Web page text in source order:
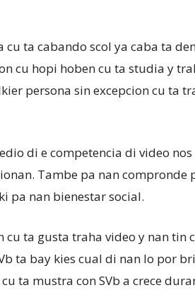
cu ta cabando scol ya caba ta
cu hopi hoben cu ta studia y
persona sin excepcion cu ta
di e competencia di video
Tambe pa nan compronde
pa nan bienestar social.
cu ta gusta traha video y nan tin
ta bay kies cual di nan lo por
ta mustra con SVb a crece